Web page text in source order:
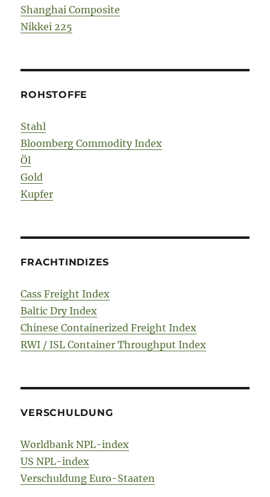
Shanghai Composite
Nikkei 225
ROHSTOFFE
Stahl
Bloomberg Commodity Index
Öl
Gold
Kupfer
FRACHTINDIZES
Cass Freight Index
Baltic Dry Index
Chinese Containerized Freight Index
RWI / ISL Container Throughput Index
VERSCHULDUNG
Worldbank NPL-index
US NPL-index
Verschuldung Euro-Staaten